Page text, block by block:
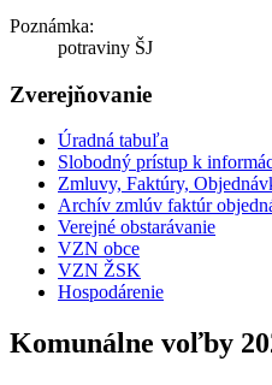
Poznámka:
potraviny ŠJ
Zverejňovanie
Úradná tabuľa
Slobodný prístup k
Zmluvy, Faktúry,
Archív zmlúv faktúr
Verejné obstarávanie
VZN obce
VZN ŽSK
Hospodárenie
Komunálne voľby